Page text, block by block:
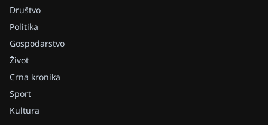
Društvo
Politika
Gospodarstvo
Život
Crna kronika
Sport
Kultura